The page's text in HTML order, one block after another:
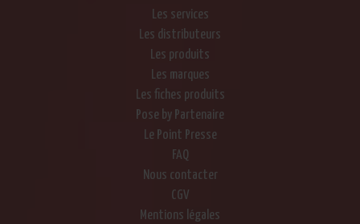
Les services
Les distributeurs
Les produits
Les marques
Les fiches produits
Pose by Partenaire
Le Point Presse
FAQ
Nous contacter
CGV
Mentions légales